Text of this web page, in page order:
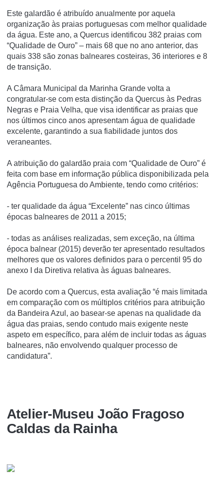
Este galardão é atribuído anualmente por aquela
organização às praias portuguesas com melhor qualidade
da água. Este ano, a Quercus identificou 382 praias com
“Qualidade de Ouro” – mais 68 que no ano anterior, das
quais 338 são zonas balneares costeiras, 36 interiores e 8
de transição.
A Câmara Municipal da Marinha Grande volta a
congratular-se com esta distinção da Quercus às Pedras
Negras e Praia Velha, que visa identificar as praias que
nos últimos cinco anos apresentam água de qualidade
excelente, garantindo a sua fiabilidade juntos dos
veraneantes.
A atribuição do galardão praia com “Qualidade de Ouro” é
feita com base em informação pública disponibilizada pela
Agência Portuguesa do Ambiente, tendo como critérios:
- ter qualidade da água “Excelente” nas cinco últimas
épocas balneares de 2011 a 2015;
- todas as análises realizadas, sem exceção, na última
época balnear (2015) deverão ter apresentado resultados
melhores que os valores definidos para o percentil 95 do
anexo I da Diretiva relativa às águas balneares.
De acordo com a Quercus, esta avaliação “é mais limitada
em comparação com os múltiplos critérios para atribuição
da Bandeira Azul, ao basear-se apenas na qualidade da
água das praias, sendo contudo mais exigente neste
aspeto em específico, para além de incluir todas as águas
balneares, não envolvendo qualquer processo de
candidatura”.
Atelier-Museu João Fragoso
Caldas da Rainha